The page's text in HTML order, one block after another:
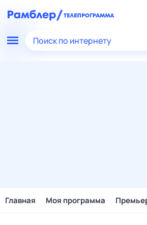
Поиск по интернету
Главная Моя программа